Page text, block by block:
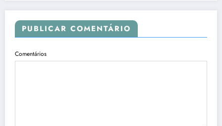
PUBLICAR COMENTÁRIO
Comentários